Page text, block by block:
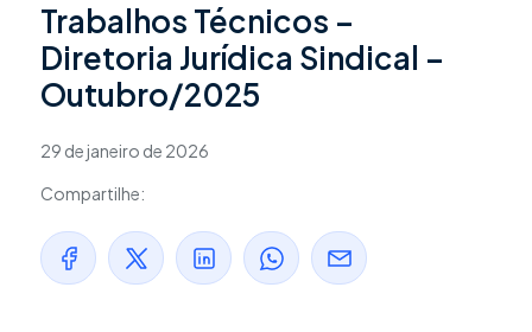
Trabalhos Técnicos –
Diretoria Jurídica Sindical –
Outubro/2025
29 de janeiro de 2026
Compartilhe: